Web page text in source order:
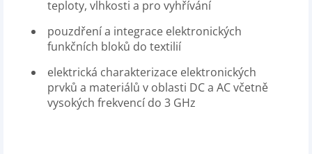
teploty, vlhkosti a pro vyhřívání
pouzdření a integrace elektronických
funkčních bloků do textilií
elektrická charakterizace elektronických
prvků a materiálů v oblasti DC a AC včetně
vysokých frekvencí do 3 GHz